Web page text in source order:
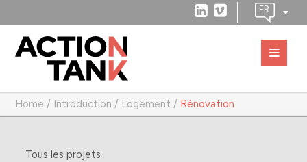
Home / Introduction / Logement / Rénovation
Tous les projets